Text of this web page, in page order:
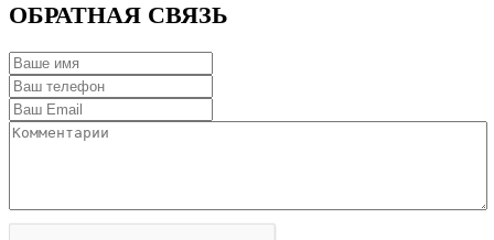
ОБРАТНАЯ СВЯЗЬ